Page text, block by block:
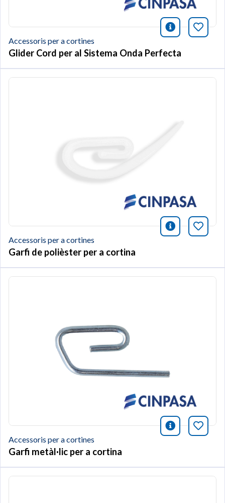
icono
Accessoris per a cortines
Glider Cord per al Sistema Onda Perfecta
icono
Accessoris per a cortines
Garfi de polièster per a cortina
icono
Accessoris per a cortines
Garfi metàl·lic per a cortina